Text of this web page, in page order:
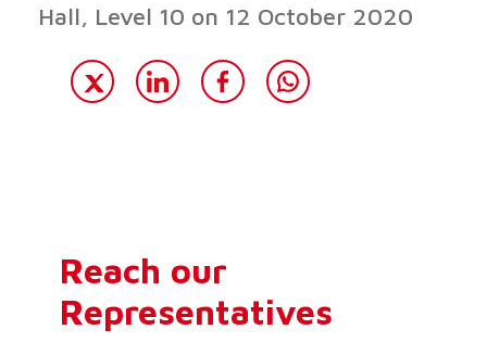
Hall, Level 10 on 12 October 2020
Reach our
Representatives